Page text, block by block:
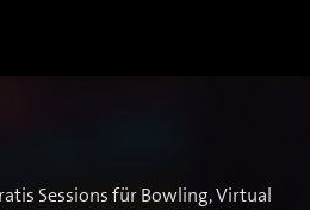
Sessions für Bowling, Virtual